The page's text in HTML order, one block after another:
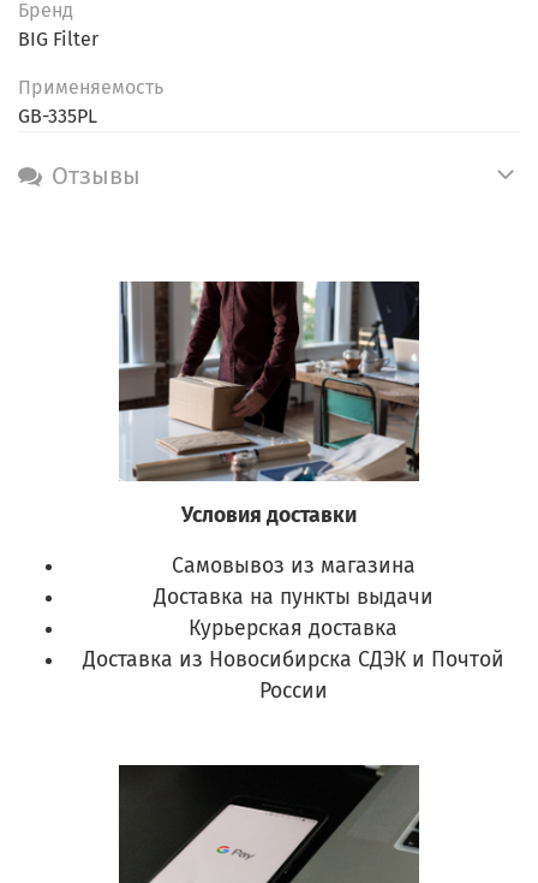
Бренд
BIG Filter
Применяемость
GB-335PL
Отзывы
Условия доставки
Самовывоз из магазина
Доставка на пункты выдачи
Курьерская доставка
Доставка из Новосибирска СДЭК и Почтой
России